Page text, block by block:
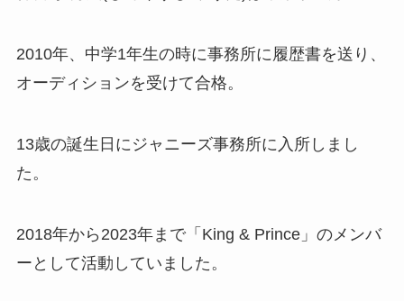
2010年、中学1年生の時に事務所に履歴書を送り、
オーディションを受けて合格。
13歳の誕生日にジャニーズ事務所に入所しまし
た。
2018年から2023年まで「King & Prince」のメンバ
ーとして活動していました。